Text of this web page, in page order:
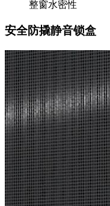
整窗水密性
安全防撬静音锁盒